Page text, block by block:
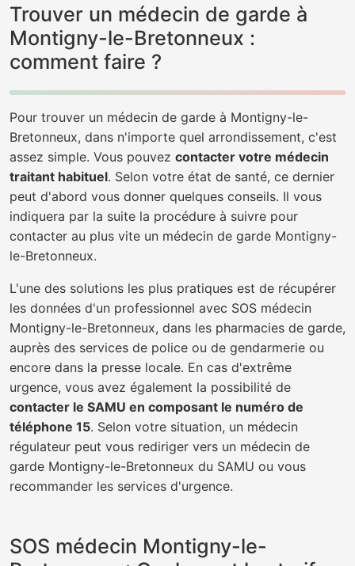
Trouver un médecin de garde à
Montigny-le-Bretonneux :
comment faire ?
Pour trouver un médecin de garde à Montigny-le-
Bretonneux, dans n'importe quel arrondissement, c'est
assez simple. Vous pouvez contacter votre médecin
traitant habituel. Selon votre état de santé, ce dernier
peut d'abord vous donner quelques conseils. Il vous
indiquera par la suite la procédure à suivre pour
contacter au plus vite un médecin de garde Montigny-
le-Bretonneux.
L'une des solutions les plus pratiques est de récupérer
les données d'un professionnel avec SOS médecin
Montigny-le-Bretonneux, dans les pharmacies de garde,
auprès des services de police ou de gendarmerie ou
encore dans la presse locale. En cas d'extrême
urgence, vous avez également la possibilité de
contacter le SAMU en composant le numéro de
téléphone 15. Selon votre situation, un médecin
régulateur peut vous rediriger vers un médecin de
garde Montigny-le-Bretonneux du SAMU ou vous
recommander les services d'urgence.
SOS médecin Montigny-le-